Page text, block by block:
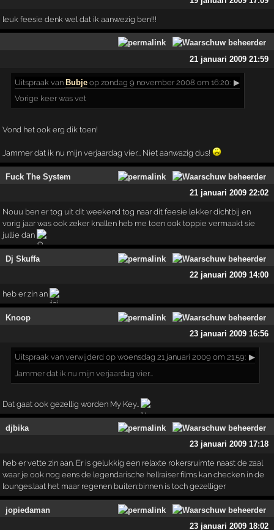
leuk feesie denk wel dat ik aanwezig ben!!!
21 januari 2009 21:59
Uitspraak van Bubje op zondag 9 november 2008 om 16:20: ▶
Vorige keer was vet
Vond het ook erg dik toen!
Jammer dat ik nu mijn verjaardag vier... Niet aanwazig dus!
Fuck The System
21 januari 2009 22:02
Nouu ben er tog uit dit weekend tog naar dit feesie lekker dichtbij en
vorig jaar was ook zeker knallen heb me toen ook toppie vermaakt sie
jullie dan
Dj Skuffa
22 januari 2009 14:00
heb er zin an
Knoop
23 januari 2009 16:56
Uitspraak van verwijderd op woensdag 21 januari 2009 om 21:59: ▶
Jammer dat ik nu mijn verjaardag vier...
Dat gaat ook gezellig worden My Key..
djbika
23 januari 2009 17:18
heb er vette zin aan. Er is gelukkig een relaxte rokersruimte naast de zaal
waar je ook nog eens de legendarische hellraiser films kan checken in de
lounges.laat het maar regenen buiten;binnen is toch gezelliger
jopiedaman
23 januari 2009 18:02